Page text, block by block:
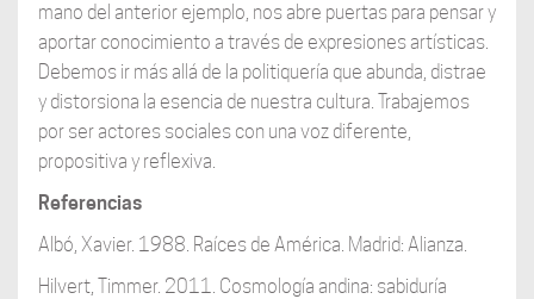
mano del anterior ejemplo, nos abre puertas para pensar y
aportar conocimiento a través de expresiones artísticas.
Debemos ir más allá de la politiquería que abunda, distrae
y distorsiona la esencia de nuestra cultura. Trabajemos
por ser actores sociales con una voz diferente,
propositiva y reflexiva.
Referencias
Albó, Xavier. 1988. Raíces de América. Madrid: Alianza.
Hilvert, Timmer. 2011. Cosmología andina: sabiduría